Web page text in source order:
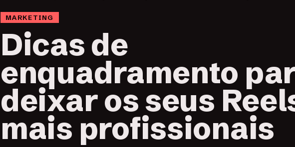
MARKETING
Dicas de
enquadramento
deixar os seus
mais profissionais